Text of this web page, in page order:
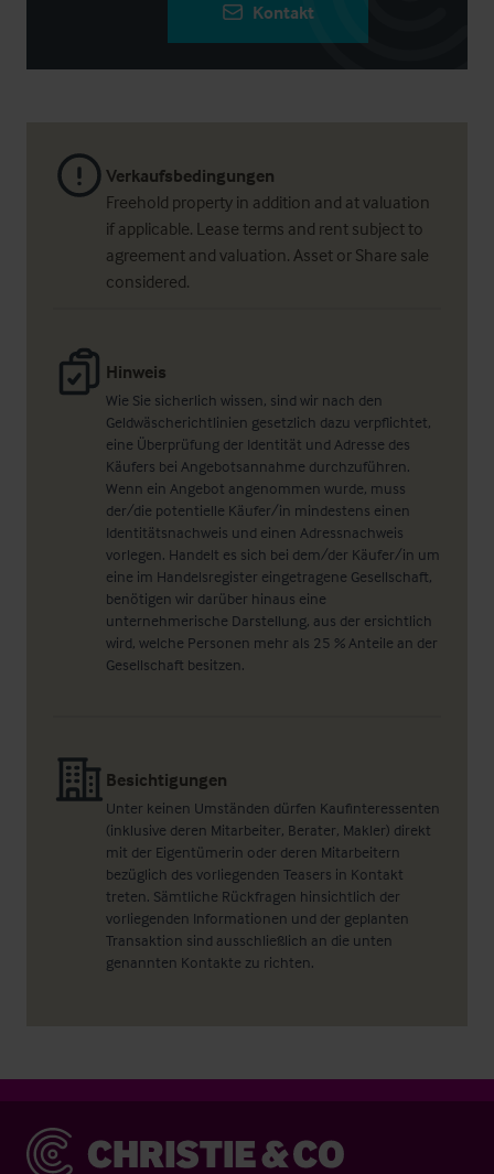
Verkaufsbedingungen
Freehold property in addition and at valuation
if applicable. Lease terms and rent subject to
agreement and valuation. Asset or Share sale
considered.
Hinweis
Wie Sie sicherlich wissen, sind wir nach den
Geldwäscherichtlinien gesetzlich dazu verpflichtet,
eine Überprüfung der Identität und Adresse des
Käufers bei Angebotsannahme durchzuführen.
Wenn ein Angebot angenommen wurde, muss
der/die potentielle Käufer/in mindestens einen
Identitätsnachweis und einen Adressnachweis
vorlegen. Handelt es sich bei dem/der Käufer/in um
eine im Handelsregister eingetragene Gesellschaft,
benötigen wir darüber hinaus eine
unternehmerische Darstellung, aus der ersichtlich
wird, welche Personen mehr als 25 % Anteile an der
Gesellschaft besitzen.
Besichtigungen
Unter keinen Umständen dürfen Kaufinteressenten
(inklusive deren Mitarbeiter, Berater, Makler) direkt
mit der Eigentümerin oder deren Mitarbeitern
bezüglich des vorliegenden Teasers in Kontakt
treten. Sämtliche Rückfragen hinsichtlich der
vorliegenden Informationen und der geplanten
Transaktion sind ausschließlich an die unten
genannten Kontakte zu richten.
Kontakt
Christie & Co